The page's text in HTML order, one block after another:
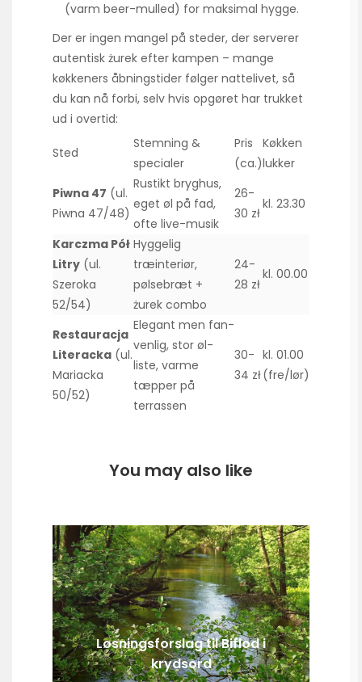
(varm beer-mulled) for maksimal hygge.
Der er ingen mangel på steder, der serverer
autentisk żurek efter kampen – mange
køkkeners åbningstider følger nattelivet, så
du kan nå forbi, selv hvis opgøret har trukket
ud i overtid:
Sted
Stemning &
specialer
Pris
(ca.)
Køkken
lukker
Piwna 47 (ul.
Piwna 47/48)
Rustikt bryghus,
eget øl på fad,
ofte live-musik
26-
30 zł
kl. 23.30
Karczma Pół
Litry (ul.
Szeroka
52/54)
Hyggelig
træinteriør,
pølsebræt +
żurek combo
24-
28 zł
kl. 00.00
Restauracja
Literacka (ul.
Mariacka
50/52)
Elegant men fan-
venlig, stor øl-
liste, varme
tæpper på
terrassen
30-
34 zł
kl. 01.00
(fre/lør)
You may also like
Løsningsforslag til Biflod i
krydsord